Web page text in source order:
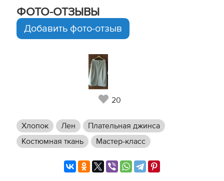
ФОТО-ОТЗЫВЫ
Добавить фото-отзыв
20
Хлопок Лен
Плательная джинса
Костюмная ткань
Мастер-класс